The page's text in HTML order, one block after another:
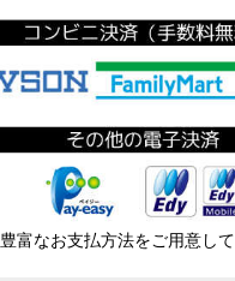
豊富なお支払方法をご用意し